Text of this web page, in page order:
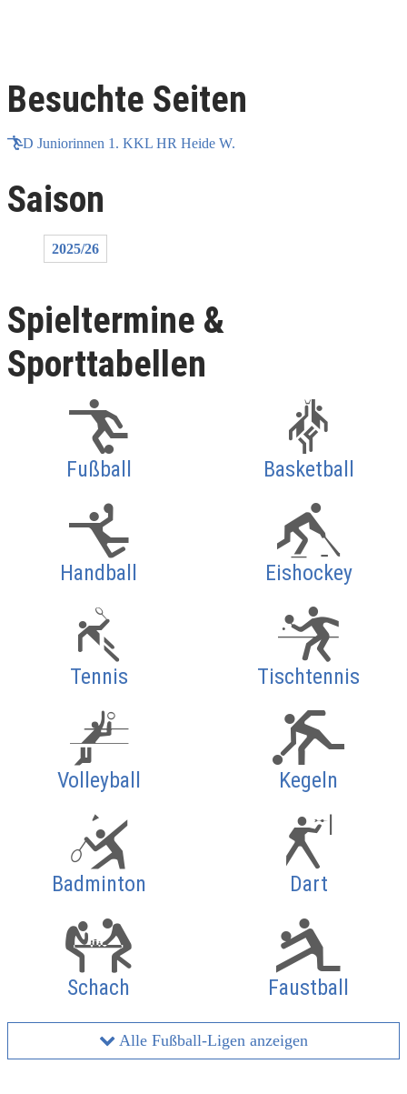
Besuchte Seiten
D Juniorinnen 1. KKL HR Heide W.
Saison
2025/26
Spieltermine &
Sporttabellen
Fußball Basketball
Handball Eishockey
Tennis Tischtennis
Volleyball Kegeln
Badminton Dart
Schach Faustball
Alle Fußball-Ligen anzeigen